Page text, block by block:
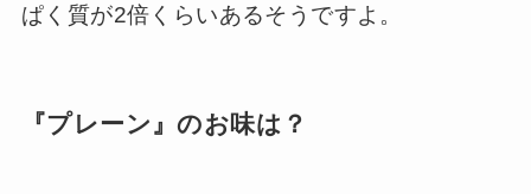
ぱく質が2倍くらいあるそうですよ。
『プレーン』のお味は？